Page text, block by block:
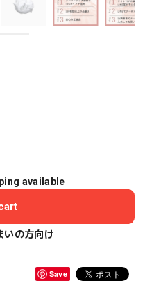
available
いの方向け
Save